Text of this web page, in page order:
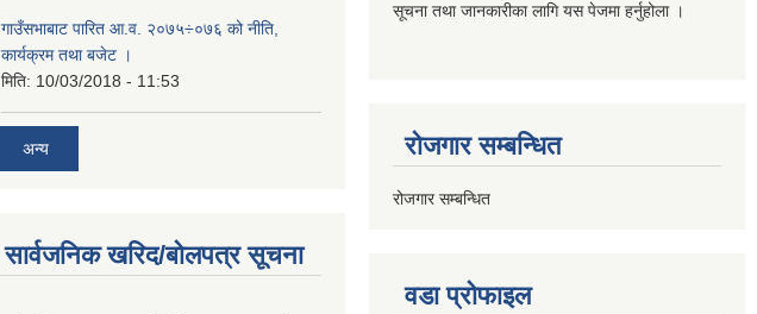
गाउँसभाबाट पारित आ.व. २०७५÷०७६ को नीति,
कार्यक्रम तथा बजेट ।
मिति: 10/03/2018 - 11:53
अन्य
सार्वजनिक खरिद/बोलपत्र सूचना
सूचना तथा जानकारीका लागि यस पेजमा हर्नुहोला ।
रोजगार सम्बन्धित
रोजगार सम्बन्धित
वडा प्रोफाइल